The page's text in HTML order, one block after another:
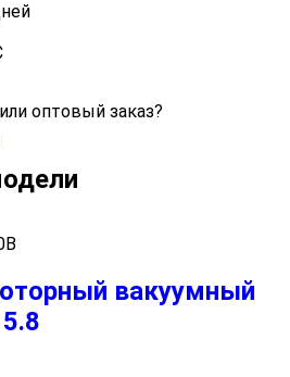
оптовый заказ?
вакуумный